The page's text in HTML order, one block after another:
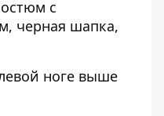
с
черная шапка,
ноге выше